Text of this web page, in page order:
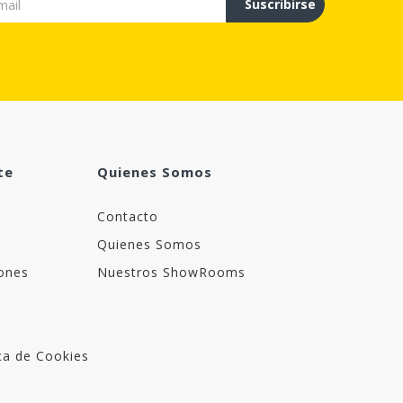
Suscribirse
de Cookies
Quienes Somos
Contacto
Quienes Somos
Nuestros ShowRooms